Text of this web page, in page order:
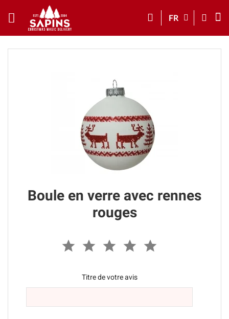
FR
Boule en verre avec rennes
rouges
Titre de votre avis